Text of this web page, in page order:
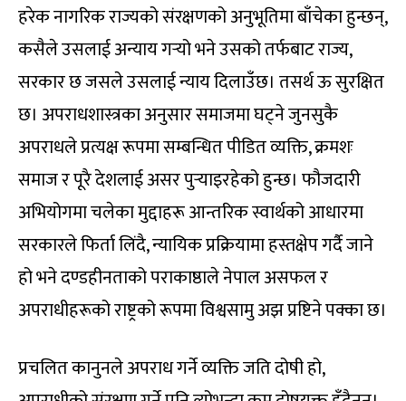
हरेक नागरिक राज्यको संरक्षणको अनुभूतिमा बाँचेका हुन्छन्,
कसैले उसलाई अन्याय गर्‍यो भने उसको तर्फबाट राज्य,
सरकार छ जसले उसलाई न्याय दिलाउँछ। तसर्थ ऊ सुरक्षित
छ। अपराधशास्त्रका अनुसार समाजमा घट्ने जुनसुकै
अपराधले प्रत्यक्ष रूपमा सम्बन्धित पीडित व्यक्ति, क्रमशः
समाज र पूरै देशलाई असर पुर्‍याइरहेको हुन्छ। फौजदारी
अभियोगमा चलेका मुद्दाहरू आन्तरिक स्वार्थको आधारमा
सरकारले फिर्ता लिंदै, न्यायिक प्रक्रियामा हस्तक्षेप गर्दै जाने
हो भने दण्डहीनताको पराकाष्ठाले नेपाल असफल र
अपराधीहरूको राष्ट्रको रूपमा विश्वसामु अझ प्रष्टिने पक्का छ।
प्रचलित कानुनले अपराध गर्ने व्यक्ति जति दोषी हो,